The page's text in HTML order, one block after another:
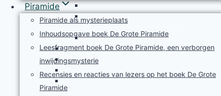
Piramide
Piramide als mysterieplaats
Inhoudsopgave boek De Grote Piramide
Leesfragment boek De Grote Piramide, een verborgen
inwijdingsmysterie
Recensies en reacties van lezers op het boek De Grote
Piramide
Nieuwsbrief oktober 2020
Nieuwsbrief KoendalinieNetwerk
november 2020
Nieuwsbrief december 2020
Nieuwsbrief KoendalinieNetwerk maart 2023
Nieuwsbrief KoendalinieNetwerk februari 2023
Nieuwsbrief KoendalinieNetwerk januari 2023
Nieuwsbrief KoendalinieNetwerk december
2022